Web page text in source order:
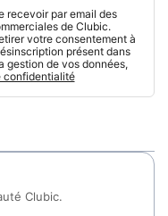
recevoir par email des
de Clubic.
votre consentement à
présent dans
gestion de vos données,
confidentialité
Clubic.